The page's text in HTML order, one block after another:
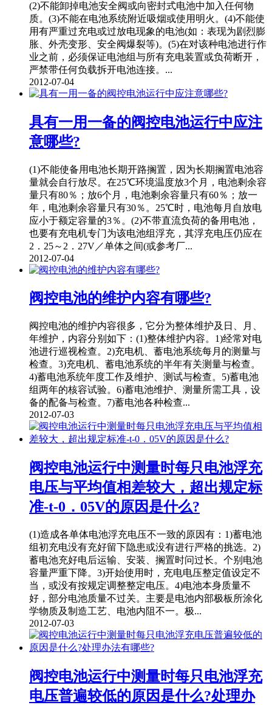
(2)不能卸掉电池安全阀或向密封式电池中加入任何物
质。(3)不能在电池系统附近吸烟或使用明火。(4)不能使
用有严重过充电或过放电现象的电池(如：表现为剧烈膨
胀、外壳变形、安全阀爆裂等)。(5)在对该种电池进行作
业之前，必须保证电池组与所有充电装置或负荷断开，
严禁带任何负载拆开电池连接。...
2012-07-04
具有一用一备的阀控电池运行中应注
意哪些?
(1)不能使备用电池长期开路搁置，因为长期搁置电池容
量就会自行放尽。在25℃环境温度放3个月，电池剩余容
量只有80％；放6个月，电池剩余容量只有60％；放一
年，电池剩余容量只有30％。25℃时，电池每月自放电
应小于额定容量的3％。(2)不带直流负荷的备用电池，
也要有充电机专门为该电池组浮充，其浮充电压仍应在
2．25～2．27V／单体之间(或参考厂...
2012-07-04
阀控电池的维护内容有哪些?
阀控电池的维护内容很多，它分为整体维护及日、月、
年维护，内容分别如下：(1)整体维护内容。1)经常对电
池进行巡视检查。2)充电机、蓄电池系统每月的测量与
检查。3)充电机、蓄电池系统的半年有关测量与检查。
4)蓄电池系统年度工作及维护、测试与检查。5)蓄电池
组两年的核容试验。6)蓄电池维护、测量所需工具，设
备的配备与检查。7)蓄电池各种检查...
2012-07-03
阀控电池运行中测量时每只电池浮充
电压与平均值相差较大，超出规定标
准-t-0．05V的原因是什么?
(1)造成各单体电池浮充电压不一致的原因有：1)蓄电池
组初充电没有充好留下隐患或没有进行严格的挑选。2)
蓄电池充好电后运输、安装、搁置时问过长。个别电池
容量严重下降。3)开始使用时，充电电压整定值设定不
当，或没有按规定调整整定电压。4)电池本身质量不
好，部分电池质量不过关。主要是电池内部极板所涂化
学物质及制造工艺、电池内阻不一。极...
2012-07-03
阀控电池运行中测量时每只电池浮充
电压普遍较低的原因是什么?处理办